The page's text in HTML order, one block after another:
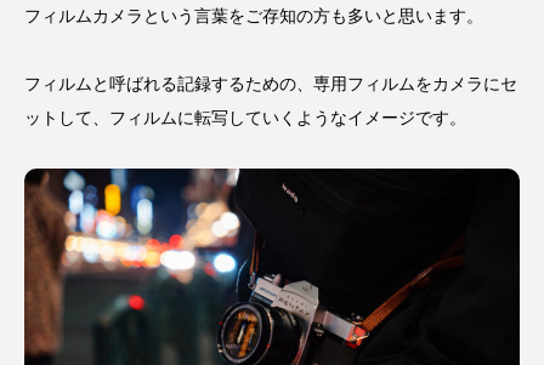
フィルムカメラという言葉をご存知の方も多いと思います。
フィルムと呼ばれる記録するための、専用フィルムをカメラにセ
ットして、フィルムに転写していくようなイメージです。